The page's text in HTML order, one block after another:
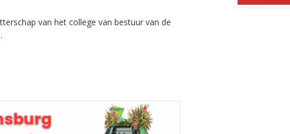
van het college van bestuur van de